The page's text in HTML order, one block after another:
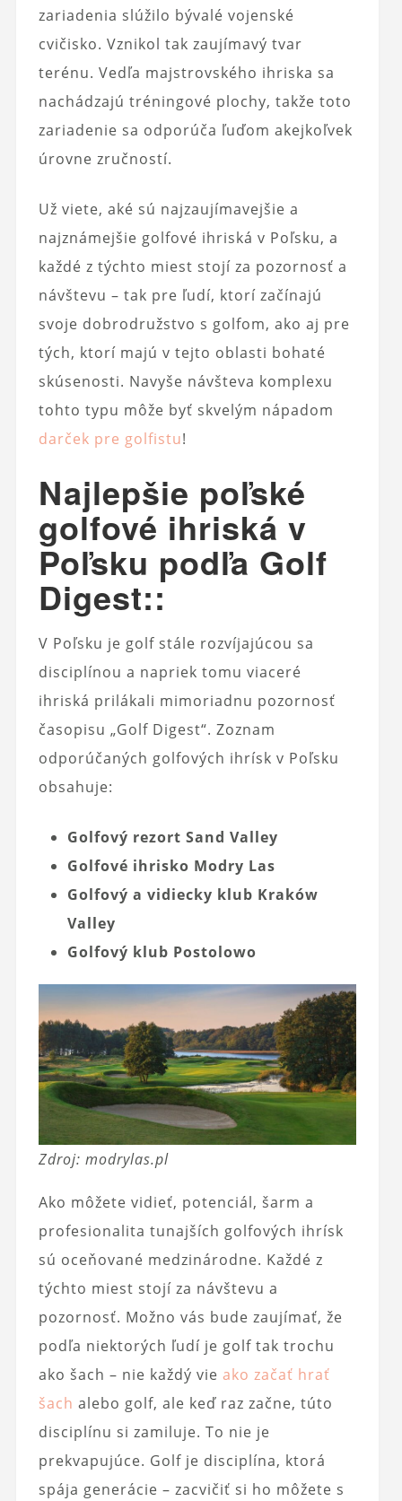
zariadenia slúžilo bývalé vojenské
cvičisko. Vznikol tak zaujímavý tvar
terénu. Vedľa majstrovského ihriska sa
nachádzajú tréningové plochy, takže toto
zariadenie sa odporúča ľuďom akejkoľvek
úrovne zručností.
Už viete, aké sú najzaujímavejšie a
najznámejšie golfové ihriská v Poľsku, a
každé z týchto miest stojí za pozornosť a
návštevu – tak pre ľudí, ktorí začínajú
svoje dobrodružstvo s golfom, ako aj pre
tých, ktorí majú v tejto oblasti bohaté
skúsenosti. Navyše návšteva komplexu
tohto typu môže byť skvelým nápadom
darček pre golfistu!
Najlepšie poľské
golfové ihriská v
Poľsku podľa Golf
Digest::
V Poľsku je golf stále rozvíjajúcou sa
disciplínou a napriek tomu viaceré
ihriská prilákali mimoriadnu pozornosť
časopisu „Golf Digest“. Zoznam
odporúčaných golfových ihrísk v Poľsku
obsahuje:
Golfový rezort Sand Valley
Golfové ihrisko Modry Las
Golfový a vidiecky klub Kraków
Valley
Golfový klub Postolowo
Zdroj: modrylas.pl
Ako môžete vidieť, potenciál, šarm a
profesionalita tunajších golfových ihrísk
sú oceňované medzinárodne. Každé z
týchto miest stojí za návštevu a
pozornosť. Možno vás bude zaujímať, že
podľa niektorých ľudí je golf tak trochu
ako šach – nie každý vie ako začať hrať
šach alebo golf, ale keď raz začne, túto
disciplínu si zamiluje. To nie je
prekvapujúce. Golf je disciplína, ktorá
spája generácie – zacvičiť si ho môžete s